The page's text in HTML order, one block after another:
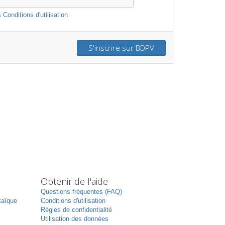
Conditions d'utilisation
S'inscrire sur BDPV
Obtenir de l'aide
Questions fréquentes (FAQ)
Conditions d'utilisation
Règles de confidentialité
Utilisation des données